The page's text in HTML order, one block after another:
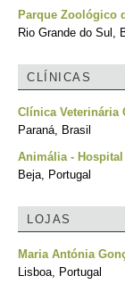
Parque Zoológico
Rio Grande do Sul,
CLÍNICAS
Clínica Veterinária
Paraná, Brasil
Animália -
Beja, Portugal
LOJAS
Maria Antónia
Lisboa, Portugal